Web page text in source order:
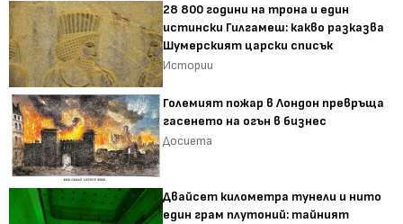
28 800 години на трона и един
истински Гилгамеш: какво разказва
Шумерският царски списък
Истории
Големият пожар в Лондон превръща
гасенето на огън в бизнес
Досиета
Двайсет километра тунели и нито
един грам плутоний: тайният